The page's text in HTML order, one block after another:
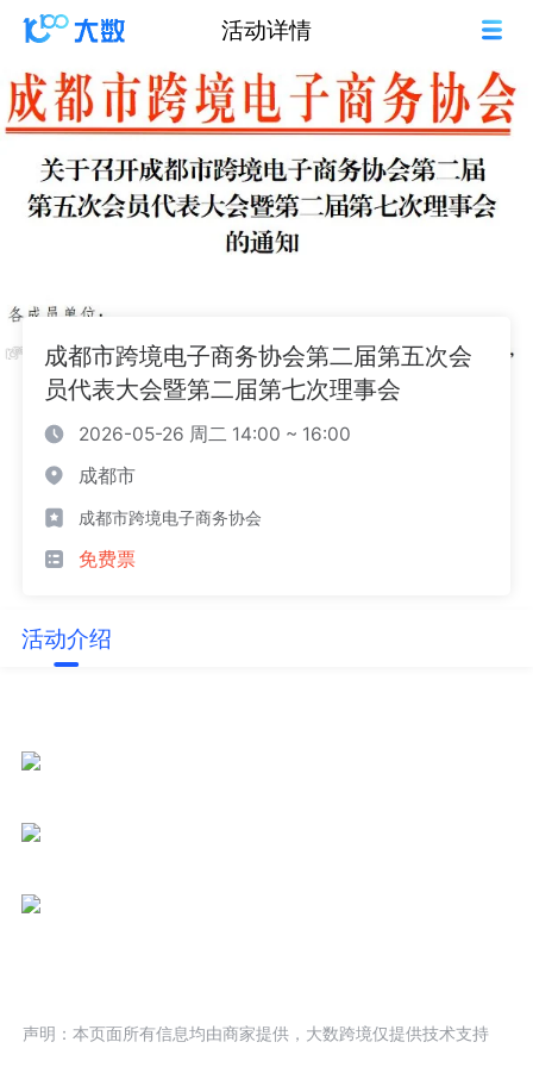
活动详情
成都市跨境电子商务协会第二届第五次会
员代表大会暨第二届第七次理事会
2026-05-26 周二 14:00 ~ 16:00
成都市
成都市跨境电子商务协会
免费票
活动介绍
声明：本页面所有信息均由商家提供，大数跨境仅提供技术支持